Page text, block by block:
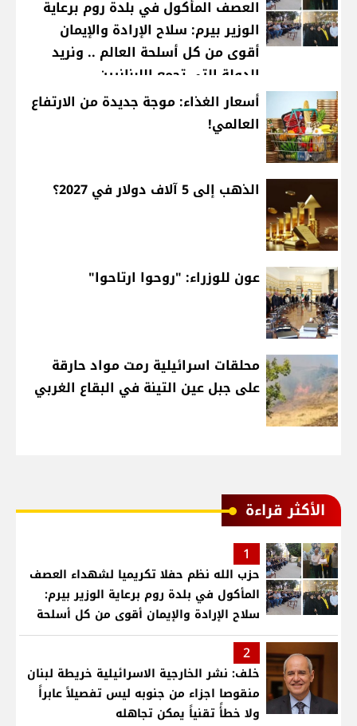
العصف المأكول في بلدة روم برعاية
الوزير بيرم: سلاح الإرادة والإيمان
أقوى من كل أسلحة العالم .. ونريد
الدولة التي تجمع اللبنانيين
أسعار الغذاء: موجة جديدة من الارتفاع
العالمي!
الذهب إلى 5 آلاف دولار في 2027؟
عون للوزراء: "روحوا ارتاحوا"
محلقات اسرائيلية رمت مواد حارقة
على جبل عين التينة في البقاع الغربي
الأكثر قراءة
1
حزب الله نظم حفلا تكريميا لشهداء العصف
المأكول في بلدة روم برعاية الوزير بيرم:
سلاح الإرادة والإيمان أقوى من كل أسلحة
العالم .. ونريد الدولة التي تجمع اللبنانيين
2
خلف: نشر الخارجية الاسرائيلية خريطة لبنان
منقوصا اجزاء من جنوبه ليس تفصيلاً عابراً
ولا خطأً تقنياً يمكن تجاهله